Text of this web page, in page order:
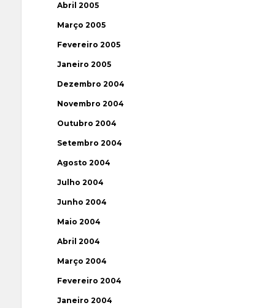
Abril 2005
Março 2005
Fevereiro 2005
Janeiro 2005
Dezembro 2004
Novembro 2004
Outubro 2004
Setembro 2004
Agosto 2004
Julho 2004
Junho 2004
Maio 2004
Abril 2004
Março 2004
Fevereiro 2004
Janeiro 2004